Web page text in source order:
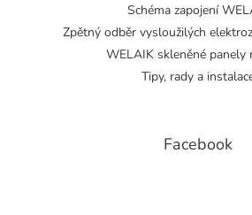
Schéma zapojení
Zpětný odběr vysloužilých
WELAIK skleněné panely
Tipy, rady a
Facebook